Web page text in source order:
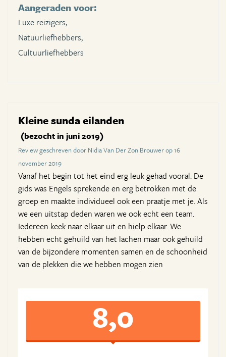
Aangeraden voor:
Luxe reizigers,
Natuurliefhebbers,
Cultuurliefhebbers
Kleine sunda eilanden
(bezocht in juni 2019)
Review geschreven door Nidia Van Der Zon Brouwer op 16
november 2019
Vanaf het begin tot het eind erg leuk gehad vooral. De
gids was Engels sprekende en erg betrokken met de
groep en maakte individueel ook een praatje met je. Als
we een uitstap deden waren we ook echt een team.
Iedereen keek naar elkaar uit en hielp elkaar. We
hebben echt gehuild van het lachen maar ook gehuild
van de bijzondere momenten samen en de schoonheid
van de plekken die we hebben mogen zien
8,0